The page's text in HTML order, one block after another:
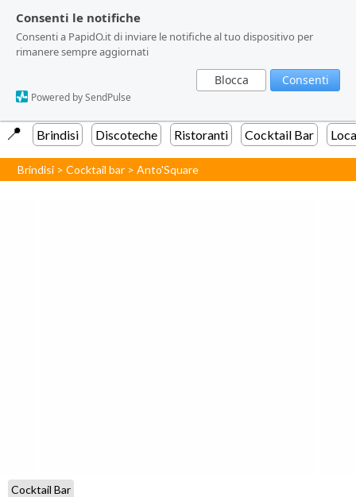
Consenti le notifiche
Consenti a PapidO.it di inviare le notifiche al tuo dispositivo per
rimanere sempre aggiornati
Blocca Consenti
Powered by SendPulse
Consenti le notifiche
Consenti a PapidO.it di inviare le notifiche al tuo dispositivo per
rimanere sempre aggiornati
Blocca Consenti
Powered by SendPulse
📍️ Brindisi Discoteche Ristoranti Cocktail Bar
Brindisi >Cocktail bar >Anto'Square
Cocktail Bar